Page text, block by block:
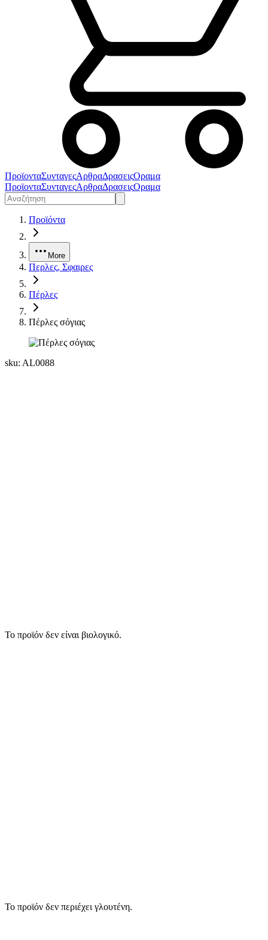
ΠροϊονταΣυνταγεςΑρθραΔρασειςΟραμα
ΠροϊονταΣυνταγεςΑρθραΔρασειςΟραμα
Προϊόντα
More
Περλες, Σφαιρες
Πέρλες
Πέρλες σόγιας
sku: AL0088
Το προϊόν δεν είναι βιολογικό.
Το προϊόν δεν περιέχει γλουτένη.